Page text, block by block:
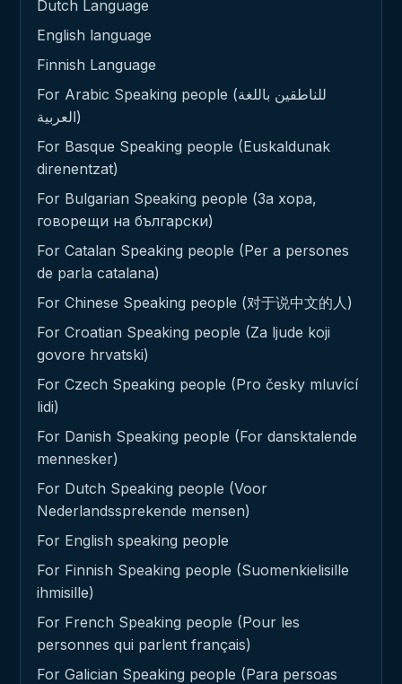
Dutch Language
English language
Finnish Language
For Arabic Speaking people (للناطقين باللغة
العربية)
For Basque Speaking people (Euskaldunak
direnentzat)
For Bulgarian Speaking people (За хора,
говорещи на български)
For Catalan Speaking people (Per a persones
de parla catalana)
For Chinese Speaking people (对于说中文的人)
For Croatian Speaking people (Za ljude koji
govore hrvatski)
For Czech Speaking people (Pro česky mluvící
lidi)
For Danish Speaking people (For dansktalende
mennesker)
For Dutch Speaking people (Voor
Nederlandssprekende mensen)
For English speaking people
For Finnish Speaking people (Suomenkielisille
ihmisille)
For French Speaking people (Pour les
personnes qui parlent français)
For Galician Speaking people (Para persoas